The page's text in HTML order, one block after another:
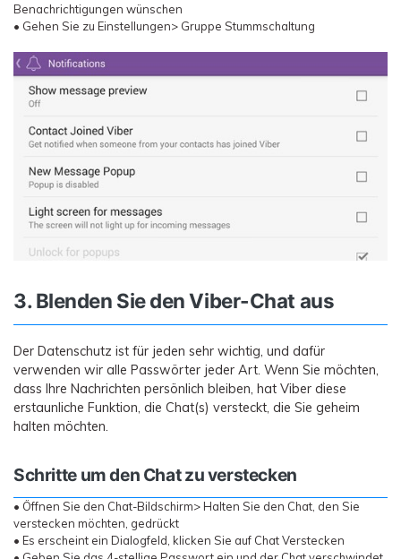
Benachrichtigungen wünschen
• Gehen Sie zu Einstellungen> Gruppe Stummschaltung
3. Blenden Sie den Viber-Chat aus
Der Datenschutz ist für jeden sehr wichtig, und dafür
verwenden wir alle Passwörter jeder Art. Wenn Sie möchten,
dass Ihre Nachrichten persönlich bleiben, hat Viber diese
erstaunliche Funktion, die Chat(s) versteckt, die Sie geheim
halten möchten.
Schritte um den Chat zu verstecken
• Öffnen Sie den Chat-Bildschirm> Halten Sie den Chat, den Sie
verstecken möchten, gedrückt
• Es erscheint ein Dialogfeld, klicken Sie auf Chat Verstecken